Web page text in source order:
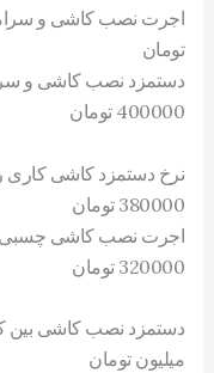
تومان
400000 تومان
380000 تومان
320000 تومان
میلیون تومان